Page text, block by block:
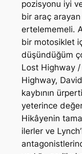
pozisyonu iyi
bir araç
ertelememeli.
bir motosiklet
düşündüğüm
Lost Highway /
Highway,
kaybının
yeterince
Hikâyenin
ilerler ve